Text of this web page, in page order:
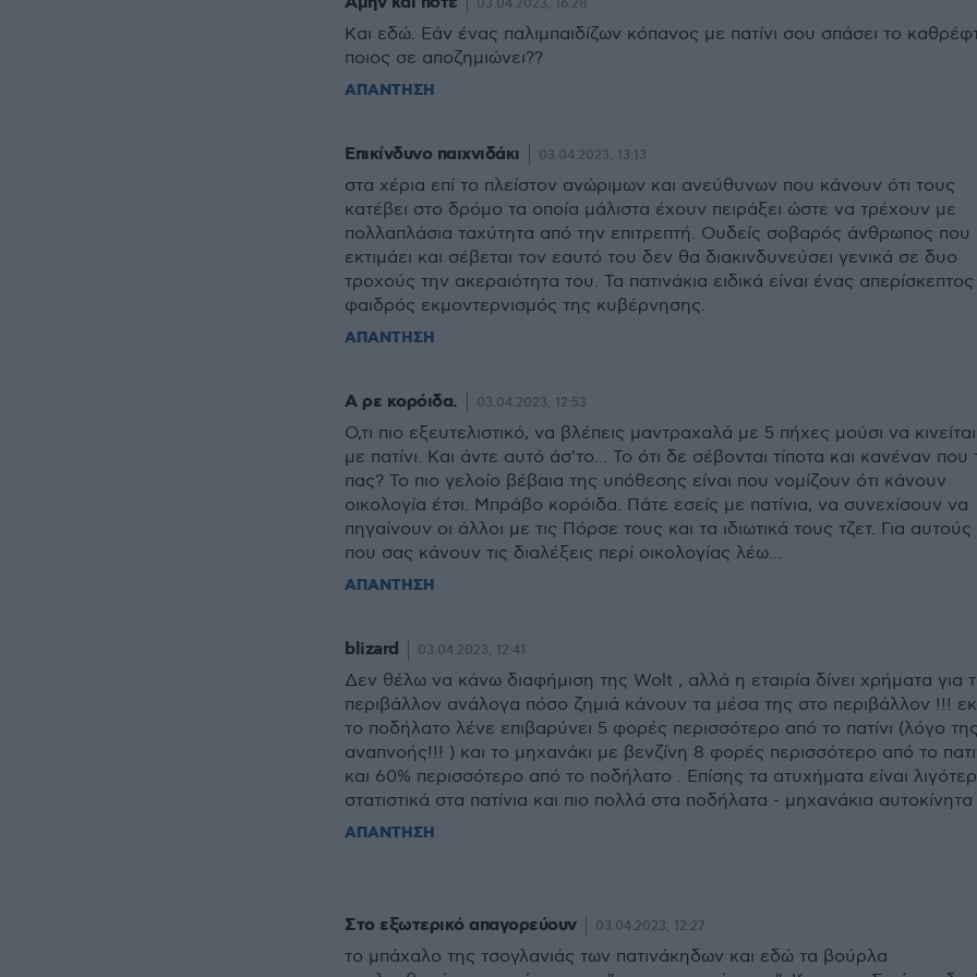
03.04.2023, 16:28
Και εδώ. Εάν ένας παλιμπαιδίζων κόπανος με πατίνι σου σπάσει το
ποιος σε αποζημιώνει??
ΑΠΑΝΤΗΣΗ
Επικίνδυνο παιχνιδάκι 03.04.2023, 13:13
στα χέρια επί το πλείστον ανώριμων και ανεύθυνων που κάνουν ότι τους
κατέβει στο δρόμο τα οποία μάλιστα έχουν πειράξει ώστε να τρέχουν με
πολλαπλάσια ταχύτητα από την επιτρεπτή. Ουδείς σοβαρός άνθρωπος που
εκτιμάει και σέβεται τον εαυτό του δεν θα διακινδυνεύσει γενικά σε δυο
τροχούς την ακεραιότητα του. Τα πατινάκια ειδικά είναι ένας απερίσκεπτος
φαιδρός εκμοντερνισμός της κυβέρνησης.
ΑΠΑΝΤΗΣΗ
Α ρε κορόιδα. 03.04.2023, 12:53
Ο,τι πιο εξευτελιστικό, να βλέπεις μαντραχαλά με 5 πήχες μούσι να κινείται
με πατίνι. Και άντε αυτό άσ'το... Το ότι δε σέβονται τίποτα και κανέναν που
πας? Το πιο γελοίο βέβαια της υπόθεσης είναι που νομίζουν ότι κάνουν
οικολογία έτσι. Μπράβο κορόιδα. Πάτε εσείς με πατίνια, να συνεχίσουν να
πηγαίνουν οι άλλοι με τις Πόρσε τους και τα ιδιωτικά τους τζετ. Για αυτούς
που σας κάνουν τις διαλέξεις περί οικολογίας λέω...
ΑΠΑΝΤΗΣΗ
blizard 03.04.2023, 12:41
Δεν θέλω να κάνω διαφήμιση της Wolt , αλλά η εταιρία δίνει χρήματα για
περιβάλλον ανάλογα πόσο ζημιά κάνουν τα μέσα της στο περιβάλλον !!!
το ποδήλατο λένε επιβαρύνει 5 φορές περισσότερο από το πατίνι (λόγο
αναπνοής!!! ) και το μηχανάκι με βενζίνη 8 φορές περισσότερο από το
και 60% περισσότερο από το ποδήλατο . Επίσης τα ατυχήματα είναι
στατιστικά στα πατίνια και πιο πολλά στα ποδήλατα - μηχανάκια αυτοκίνητα
ΑΠΑΝΤΗΣΗ
Στο εξωτερικό απαγορεύουν 03.04.2023, 12:27
το μπάχαλο της τσογλανιάς των πατινάκηδων και εδώ τα βούρλα